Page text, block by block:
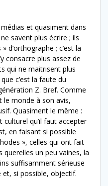
et quasiment dans
savent plus écrire ; ils
d’orthographe ; c’est la
consacre plus assez de
qui ne maitrisent plus
c’est la faute du
Z. Bref. Comme
monde à son avis,
Quasiment le même :
qu’il faut accepter
en faisant si possible
», celles qui ont fait
querelles un peu vaines, la
suffisamment sérieuse
si possible, objectif.